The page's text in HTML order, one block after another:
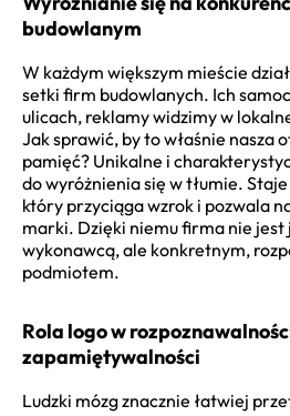
budowlanym
W każdym większym mieście
setki firm budowlanych. Ich
ulicach, reklamy widzimy w
Jak sprawić, by to właśnie nasza
pamięć? Unikalne i
do wyróżnienia się w tłumie.
który przyciąga wzrok i pozwala
marki. Dzięki niemu firma nie jest
wykonawcą, ale konkretnym,
podmiotem.
Rola logo w
zapamiętywalności
Ludzki mózg znacznie łatwiej